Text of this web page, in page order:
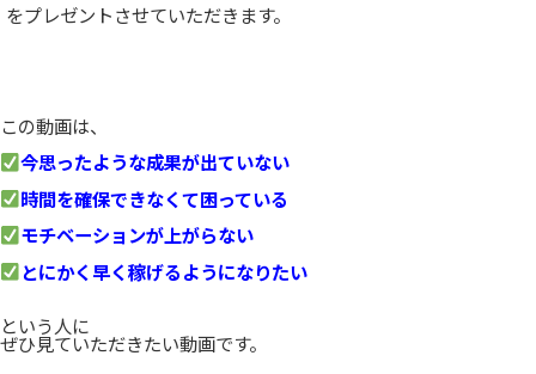
をプレゼントさせていただきます。
この動画は、
今思ったような成果が出ていない
時間を確保できなくて困っている
モチベーションが上がらない
とにかく早く稼げるようになりたい
という人に
ぜひ見ていただきたい動画です。